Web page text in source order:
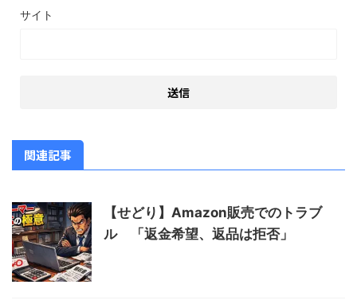
サイト
関連記事
【せどり】Amazon販売でのトラブ
ル 「返金希望、返品は拒否」